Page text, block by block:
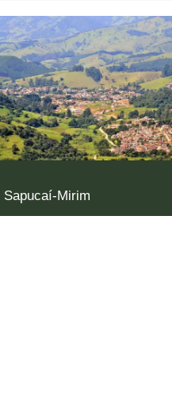
Sapucaí-Mirim